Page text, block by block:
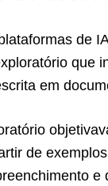
de
que
em
de
e